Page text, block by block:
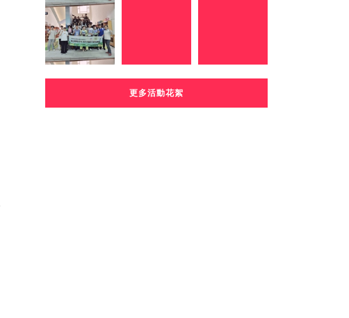
更多活動花絮